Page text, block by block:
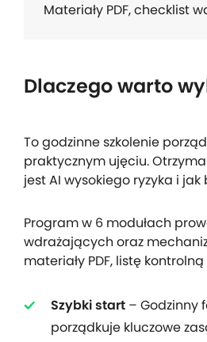
Materiały PDF, checklist
Dlaczego warto
To godzinne szkolenie
praktycznym ujęciu.
jest AI wysokiego ryzyka i
Program w 6 modułach
wdrażających oraz
materiały PDF, listę
Szybki start – Godzinny
porządkuje kluczowe